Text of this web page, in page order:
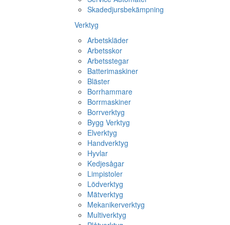
Skadedjursbekämpning
Verktyg
Arbetskläder
Arbetsskor
Arbetsstegar
Batterimaskiner
Bläster
Borrhammare
Borrmaskiner
Borrverktyg
Bygg Verktyg
Elverktyg
Handverktyg
Hyvlar
Kedjesågar
Limpistoler
Lödverktyg
Mätverktyg
Mekanikerverktyg
Multiverktyg